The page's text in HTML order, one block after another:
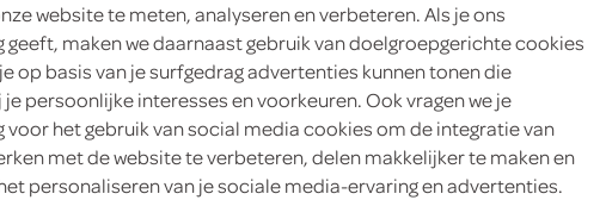
website te meten, analyseren en verbeteren. Als je ons
maken we daarnaast gebruik van doelgroepgerichte cookies
op basis van je surfgedrag advertenties kunnen tonen die
persoonlijke interesses en voorkeuren. Ook vragen we je
het gebruik van social media cookies om de integratie van
met de website te verbeteren, delen makkelijker te maken en
personaliseren van je sociale media-ervaring en advertenties.